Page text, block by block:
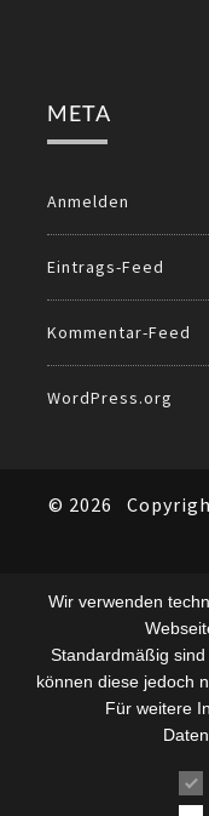
META
Anmelden
Eintrags-Feed
Kommentar-Feed
WordPress.org
© 2026
Wir verwenden
Standardmäßig
können diese jedoch
Für weitere